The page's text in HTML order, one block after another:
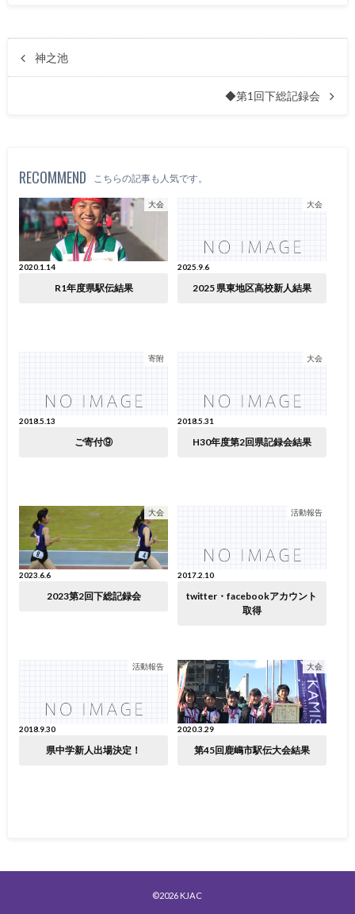
神之池
◆第1回下総記録会
RECOMMEND こちらの記事も人気です。
大会
2020.1.14
R1年度県駅伝結果
大会
2025.9.6
2025 県東地区高校新人結果
寄附
2018.5.13
ご寄付⑨
大会
2018.5.31
H30年度第2回県記録会結果
大会
2023.6.6
2023第2回下総記録会
活動報告
2017.2.10
twitter・facebookアカウント
取得
活動報告
2018.9.30
県中学新人出場決定！
大会
2020.3.29
第45回鹿嶋市駅伝大会結果
©2026 KJAC